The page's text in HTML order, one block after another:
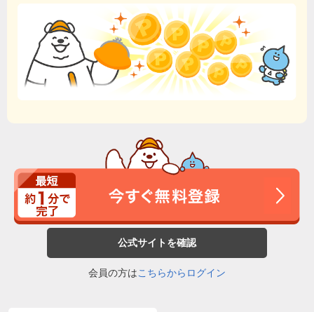
公式サイトを確認
会員の方はこちらからログイン